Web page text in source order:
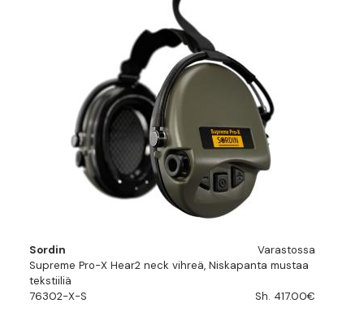
Sordin
Varastossa
Supreme Pro-X Hear2 neck vihreä, Niskapanta mustaa
tekstiiliä
76302-X-S
Sh. 417.00€